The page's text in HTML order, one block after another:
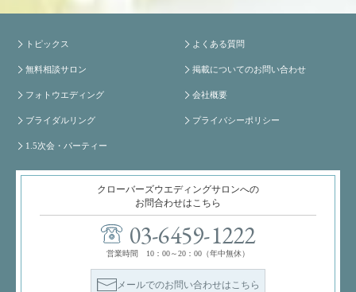
トピックス
無料相談サロン
フォトウエディング
ブライダルリング
1.5次会・パーティー
よくある質問
掲載についてのお問い合わせ
会社概要
プライバシーポリシー
クローバーズウエディングサロンへの
お問合わせはこちら
03-6459-1222
営業時間 10：00～20：00（年中無休）
メールでのお問い合わせはこちら